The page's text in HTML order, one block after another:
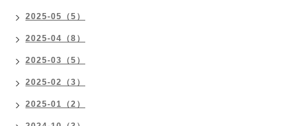
2025-05（5）
2025-04（8）
2025-03（5）
2025-02（3）
2025-01（2）